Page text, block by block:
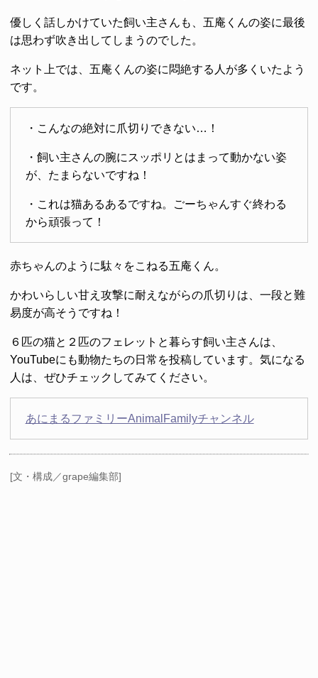
優しく話しかけていた飼い主さんも、五庵くんの姿に最後
は思わず吹き出してしまうのでした。
ネット上では、五庵くんの姿に悶絶する人が多くいたよう
です。
・こんなの絶対に爪切りできない…！
・飼い主さんの腕にスッポリとはまって動かない姿
が、たまらないですね！
・これは猫あるあるですね。ごーちゃんすぐ終わる
から頑張って！
赤ちゃんのように駄々をこねる五庵くん。
かわいらしい甘え攻撃に耐えながらの爪切りは、一段と難
易度が高そうですね！
６匹の猫と２匹のフェレットと暮らす飼い主さんは、
YouTubeにも動物たちの日常を投稿しています。気になる
人は、ぜひチェックしてみてください。
あにまるファミリーAnimalFamilyチャンネル
[文・構成／grape編集部]